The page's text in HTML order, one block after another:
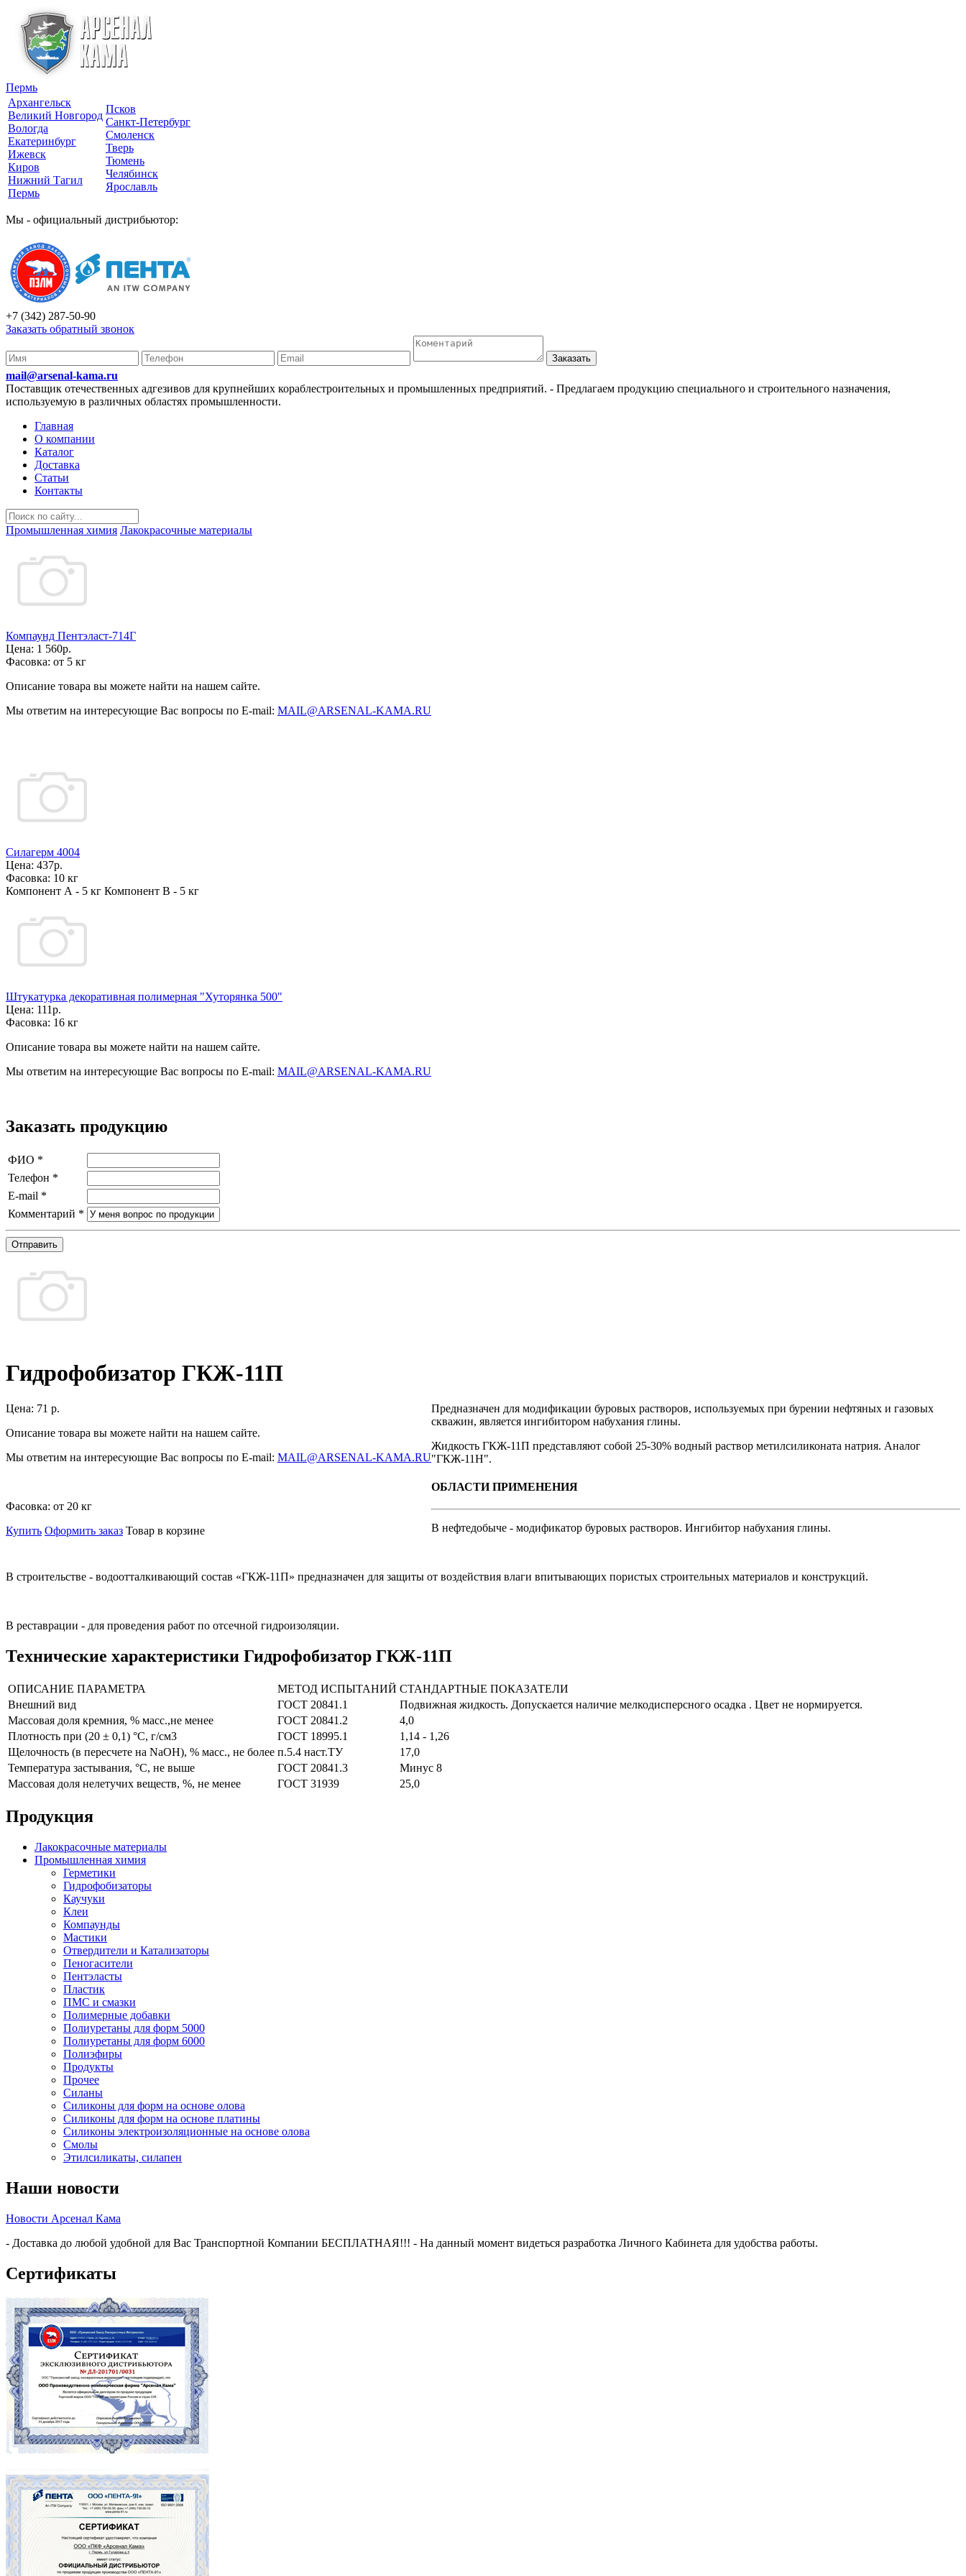
Пермь
Архангельск
Великий Новгород
Вологда
Екатеринбург
Ижевск
Киров
Нижний Тагил
Пермь
Псков
Санкт-Петербург
Смоленск
Тверь
Тюмень
Челябинск
Ярославль
Мы - официальный дистрибьютор:
+7 (342) 287-50-90
Заказать обратный звонок
Заказать
mail@arsenal-kama.ru
Поставщик отечественных адгезивов для крупнейших кораблестроительных и промышленных предприятий. - Предлагаем продукцию специального и строительного назначения,
используемую в различных областях промышленности.
Главная
О компании
Каталог
Доставка
Статьи
Контакты
Промышленная химия Лакокрасочные материалы
Компаунд Пентэласт-714Г
Цена: 1 560р.
Фасовка: от 5 кг
Описание товара вы можете найти на нашем сайте.
Мы ответим на интересующие Вас вопросы по E-mail: MAIL@ARSENAL-KAMA.RU
Силагерм 4004
Цена: 437р.
Фасовка: 10 кг
Компонент А - 5 кг Компонент В - 5 кг
Штукатурка декоративная полимерная "Хуторянка 500"
Цена: 111р.
Фасовка: 16 кг
Описание товара вы можете найти на нашем сайте.
Мы ответим на интересующие Вас вопросы по E-mail: MAIL@ARSENAL-KAMA.RU
Заказать продукцию
ФИО *
Телефон *
E-mail *
Комментарий *
Отправить
Гидрофобизатор ГКЖ-11П
Цена: 71 р.
Описание товара вы можете найти на нашем сайте.
Мы ответим на интересующие Вас вопросы по E-mail: MAIL@ARSENAL-KAMA.RU
Фасовка: от 20 кг
Купить Оформить заказ Товар в корзине
Предназначен для модификации буровых растворов, используемых при бурении нефтяных и газовых
скважин, является ингибитором набухания глины.
Жидкость ГКЖ-11П представляют собой 25-30% водный раствор метилсиликоната натрия. Аналог
"ГКЖ-11Н".
ОБЛАСТИ ПРИМЕНЕНИЯ
В нефтедобыче - модификатор буровых растворов. Ингибитор набухания глины.
В строительстве - водоотталкивающий состав «ГКЖ-11П» предназначен для защиты от воздействия влаги впитывающих пористых строительных материалов и конструкций.
В реставрации - для проведения работ по отсечной гидроизоляции.
Технические характеристики Гидрофобизатор ГКЖ-11П
ОПИСАНИЕ ПАРАМЕТРА МЕТОД ИСПЫТАНИЙ СТАНДАРТНЫЕ ПОКАЗАТЕЛИ
Внешний вид
ГОСТ 20841.1
Подвижная жидкость. Допускается наличие мелкодисперсного осадка . Цвет не нормируется.
Массовая доля кремния, % масс.,не менее
ГОСТ 20841.2
4,0
Плотность при (20 ± 0,1) °С, г/см3
ГОСТ 18995.1
1,14 - 1,26
Щелочность (в пересчете на NaOH), % масс., не более п.5.4 наст.ТУ
17,0
Температура застывания, °С, не выше
ГОСТ 20841.3
Минус 8
Массовая доля нелетучих веществ, %, не менее
ГОСТ 31939 25,0
Продукция
Лакокрасочные материалы
Промышленная химия
Герметики
Гидрофобизаторы
Каучуки
Клеи
Компаунды
Мастики
Отвердители и Катализаторы
Пеногасители
Пентэласты
Пластик
ПМС и смазки
Полимерные добавки
Полиуретаны для форм 5000
Полиуретаны для форм 6000
Полиэфиры
Продукты
Прочее
Силаны
Силиконы для форм на основе олова
Силиконы для форм на основе платины
Силиконы электроизоляционные на основе олова
Смолы
Этилсиликаты, силапен
Наши новости
Новости Арсенал Кама
- Доставка до любой удобной для Вас Транспортной Компании БЕСПЛАТНАЯ!!! - На данный момент видеться разработка Личного Кабинета для удобства работы.
Сертификаты